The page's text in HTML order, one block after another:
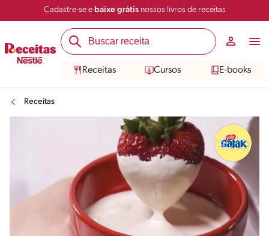
Cadastre-se e baixe grátisnossos livros de receitas
Receitas Cursos E-books
Receitas
Salvar Compartilhar